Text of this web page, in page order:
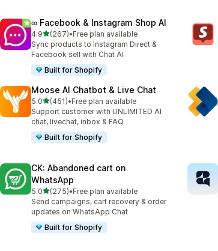
∞ Facebook & Instagram Shop AI
4.9滿分 5 顆星
(267)
共有 267 則評價
•Free plan available
Sync products to Instagram Direct &
Facebook sell with Chat AI
Built for Shopify
Moose AI Chatbot & Live Chat
5.0滿分 5 顆星
(451)
共有 451 則評價
•Free plan available
Support customer with UNLIMITED AI
chat, livechat, inbox & FAQ
Built for Shopify
CK: Abandoned cart on
WhatsApp
5.0滿分 5 顆星
(275)
共有 275 則評價
•Free plan available
Send campaigns, cart recovery & order
updates on WhatsApp Chat
Built for Shopify